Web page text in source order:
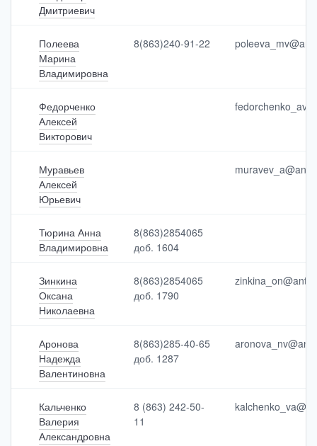
Дмитриевич
Полеева
Марина
Владимировна
8(863)240-91-22
Федорченко
Алексей
Викторович
Муравьев
Алексей
Юрьевич
Тюрина Анна
Владимировна
8(863)2854065
доб. 1604
Зинкина
Оксана
Николаевна
8(863)2854065
доб. 1790
Аронова
Надежда
Валентиновна
8(863)285-40-65
доб. 1287
Кальченко
Валерия
Александровна
8 (863) 242-50-
11